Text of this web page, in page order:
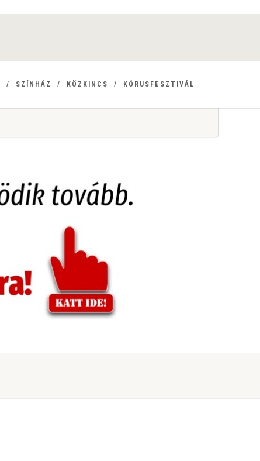
SZÍNHÁZ KÖZKINCS KÓRUSFESZTIVÁL